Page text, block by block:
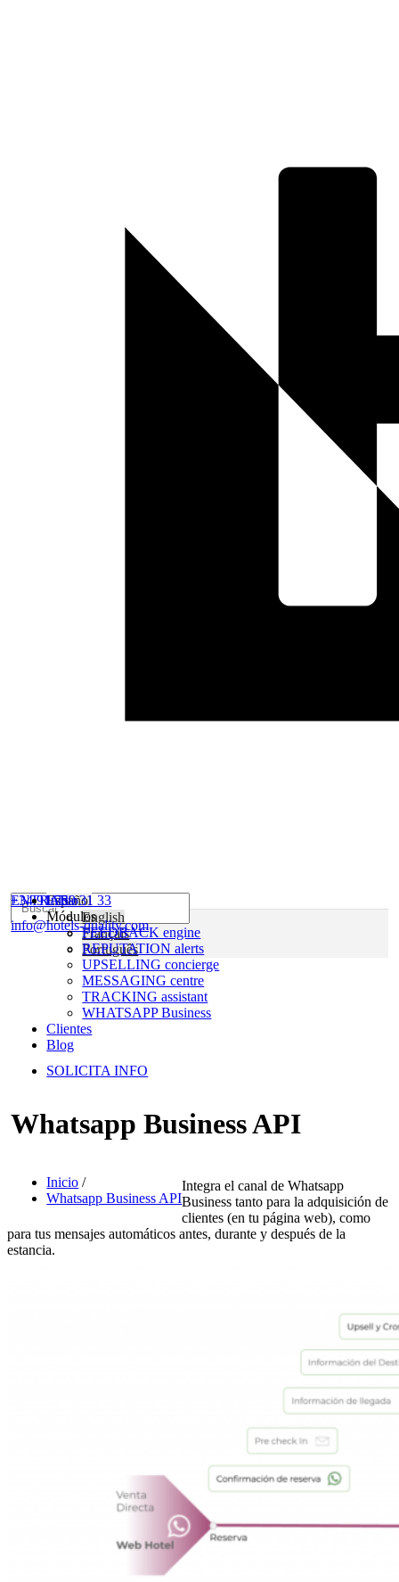
Español
English
Français
Português
+34 91 759 31 33
info@hotels-quality.com
ENTRAR
Inicio
Módulos
FEEDBACK engine
REPUTATION alerts
UPSELLING concierge
MESSAGING centre
TRACKING assistant
WHATSAPP Business
Clientes
Blog
SOLICITA INFO
Whatsapp Business API
Inicio /
Whatsapp Business API
Integra el canal de Whatsapp
Business tanto para la adquisición de
clientes (en tu página web), como
para tus mensajes automáticos antes, durante y después de la
estancia.